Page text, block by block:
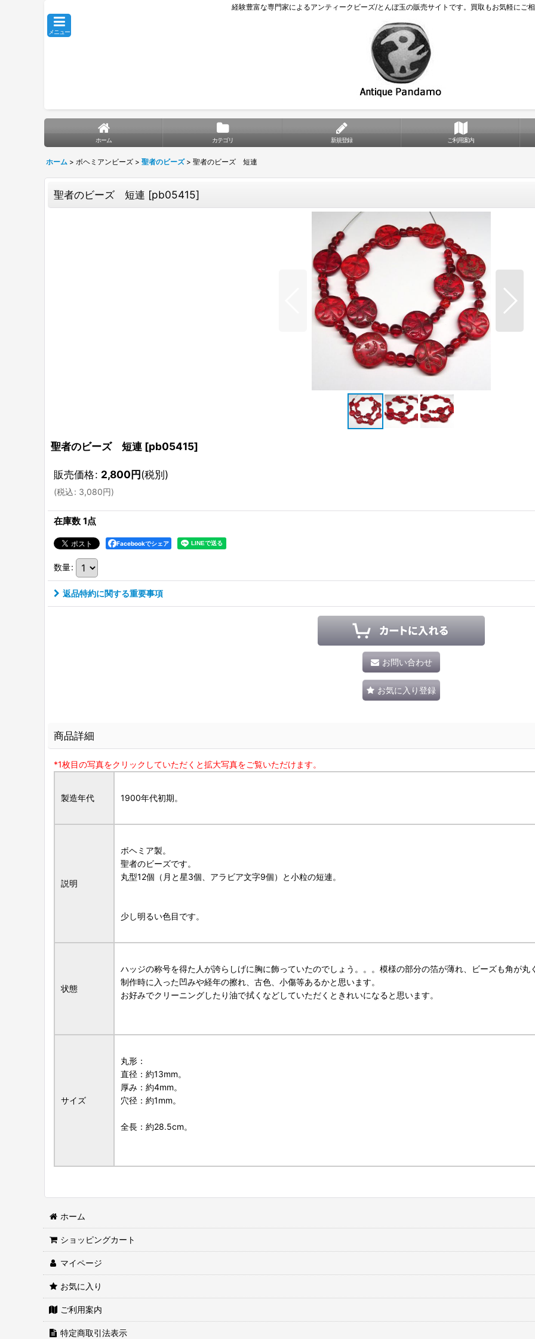
経験豊富な専門家によるアンティークビーズ/とんぼ玉の販売サイトです。買取もお気軽にご相
メニュー
ホーム カテゴリ 新規登録 ご利用案内
ホーム > ボヘミアンビーズ > 聖者のビーズ > 聖者のビーズ 短連
聖者のビーズ 短連 [pb05415]
聖者のビーズ 短連 [pb05415]
販売価格: 2,800円(税別)
(税込: 3,080円)
在庫数 1点
Facebookでシェア
数量:
返品特約に関する重要事項
お問い合わせ
お気に入り登録
商品詳細
*1枚目の写真をクリックしていただくと拡大写真をご覧いただけます。
製造年代 1900年代初期。
説明
ボヘミア製。
聖者のビーズです。
丸型12個（月と星3個、アラビア文字9個）と小粒の短連。
少し明るい色目です。
状態
ハッジの称号を得た人が誇らしげに胸に飾っていたのでしょう。。。模様の部分の箔が薄れ、ビーズも角が丸
制作時に入った凹みや経年の擦れ、古色、小傷等あるかと思います。
お好みでクリーニングしたり油で拭くなどしていただくときれいになると思います。
サイズ
丸形：
直径：約13mm。
厚み：約4mm。
穴径：約1mm。
全長：約28.5cm。
ホーム
ショッピングカート
マイページ
お気に入り
ご利用案内
特定商取引法表示